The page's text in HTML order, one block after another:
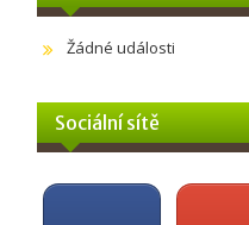
Žádné události
Sociální sítě